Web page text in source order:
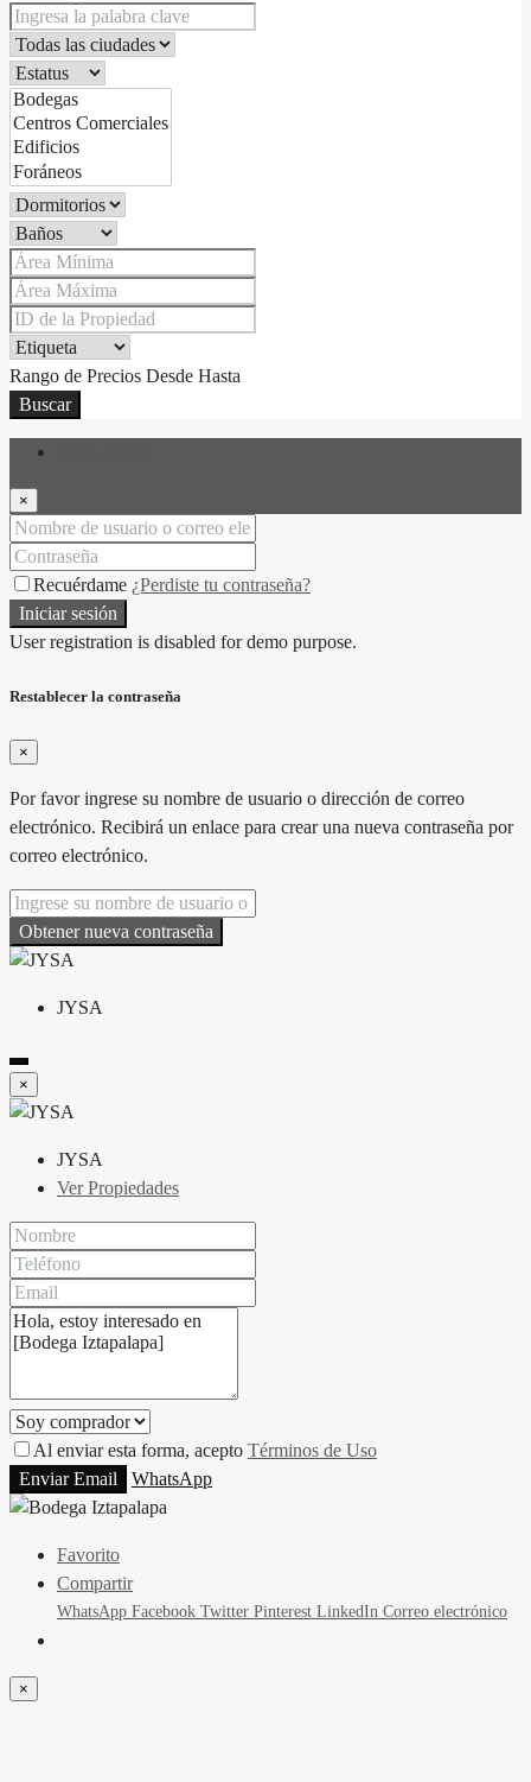
Rango de Precios Desde Hasta
Buscar
×
Recuérdame ¿Perdiste tu contraseña?
Iniciar sesión
User registration is disabled for demo purpose.
Restablecer la contraseña
×
Por favor ingrese su nombre de usuario o dirección de correo
electrónico. Recibirá un enlace para crear una nueva contraseña por
correo electrónico.
Obtener nueva contraseña
JYSA
×
JYSA
Ver Propiedades
Al enviar esta forma, acepto Términos de Uso
Enviar Email
WhatsApp
Favorito
Compartir
WhatsApp Facebook Twitter Pinterest LinkedIn Correo electrónico
×